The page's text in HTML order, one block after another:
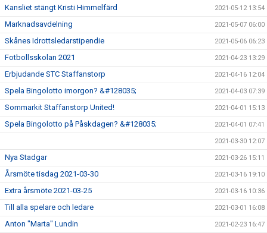
Kansliet stängt Kristi Himmelfärd 2021-05-12 13:54
Marknadsavdelning 2021-05-07 06:00
Skånes Idrottsledarstipendie 2021-05-06 06:23
Fotbollsskolan 2021 2021-04-23 13:29
Erbjudande STC Staffanstorp 2021-04-16 12:04
Spela Bingolotto imorgon? &#128035; 2021-04-03 07:39
Sommarkit Staffanstorp United! 2021-04-01 15:13
Spela Bingolotto på Påskdagen? &#128035; 2021-04-01 07:41
2021-03-30 12:07
Nya Stadgar 2021-03-26 15:11
Årsmöte tisdag 2021-03-30 2021-03-16 19:10
Extra årsmöte 2021-03-25 2021-03-16 10:36
Till alla spelare och ledare 2021-03-01 16:08
Anton "Marta" Lundin 2021-02-23 16:47